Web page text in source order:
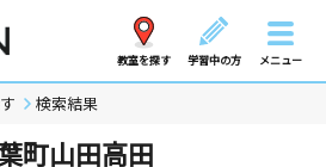
教室を探す 学習中の方 メニュー
検索結果
町山田高田